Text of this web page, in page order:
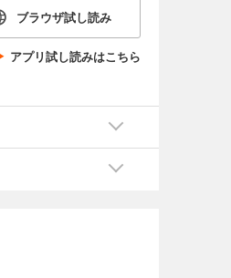
ブラウザ試し読み
アプリ試し読みはこちら